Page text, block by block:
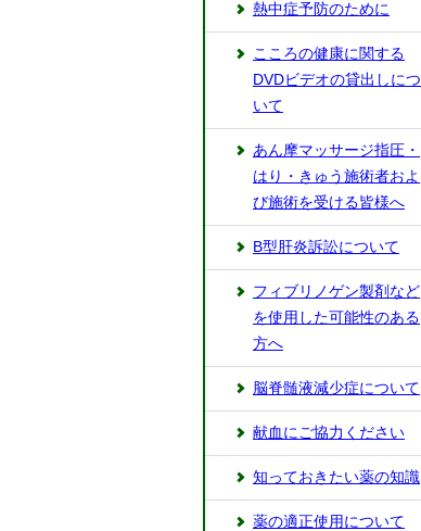
熱中症予防のために
こころの健康に関する
DVDビデオの貸出しにつ
いて
あん摩マッサージ指圧・
はり・きゅう施術者およ
び施術を受ける皆様へ
B型肝炎訴訟について
フィブリノゲン製剤など
を使用した可能性のある
方へ
脳脊髄液減少症について
献血にご協力ください
知っておきたい薬の知識
薬の適正使用について